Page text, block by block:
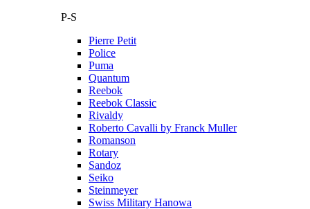
P-S
Pierre Petit
Police
Puma
Quantum
Reebok
Reebok Classic
Rivaldy
Roberto Cavalli by Franck Muller
Romanson
Rotary
Sandoz
Seiko
Steinmeyer
Swiss Military Hanowa